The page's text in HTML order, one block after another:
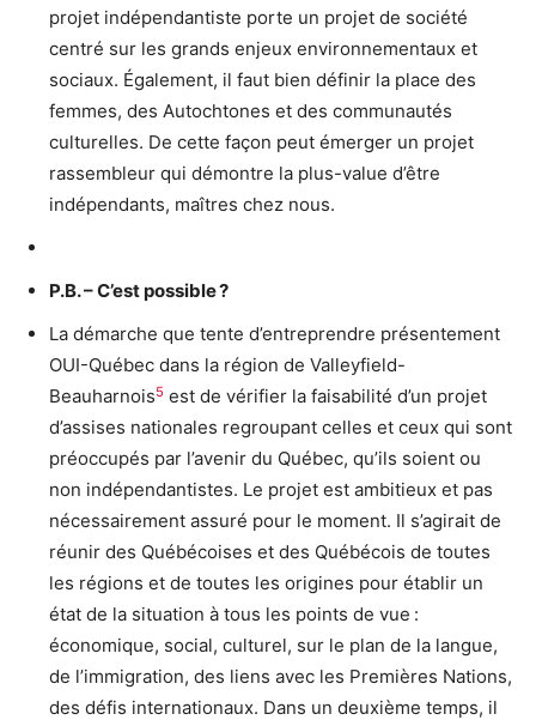
projet indépendantiste porte un projet de société
centré sur les grands enjeux environnementaux et
sociaux. Également, il faut bien définir la place des
femmes, des Autochtones et des communautés
culturelles. De cette façon peut émerger un projet
rassembleur qui démontre la plus-value d’être
indépendants, maîtres chez nous.
P.B. – C’est possible ?
La démarche que tente d’entreprendre présentement
OUI-Québec dans la région de Valleyfield-
Beauharnois5 est de vérifier la faisabilité d’un projet
d’assises nationales regroupant celles et ceux qui sont
préoccupés par l’avenir du Québec, qu’ils soient ou
non indépendantistes. Le projet est ambitieux et pas
nécessairement assuré pour le moment. Il s’agirait de
réunir des Québécoises et des Québécois de toutes
les régions et de toutes les origines pour établir un
état de la situation à tous les points de vue :
économique, social, culturel, sur le plan de la langue,
de l’immigration, des liens avec les Premières Nations,
des défis internationaux. Dans un deuxième temps, il